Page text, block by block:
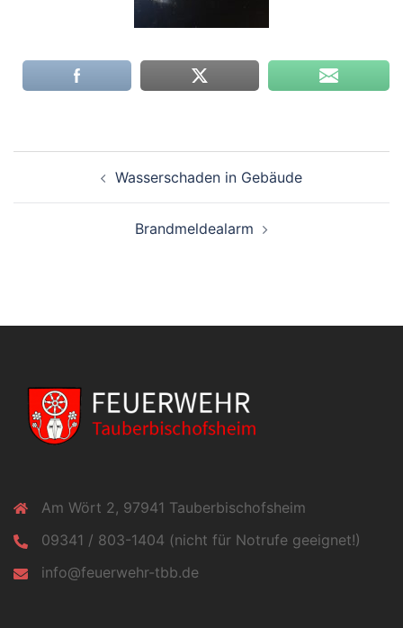
Wasserschaden in Gebäude
Brandmeldealarm
Am Wört 2, 97941 Tauberbischofsheim
09341 / 803-1404 (nicht für Notrufe geeignet!)
info@feuerwehr-tbb.de